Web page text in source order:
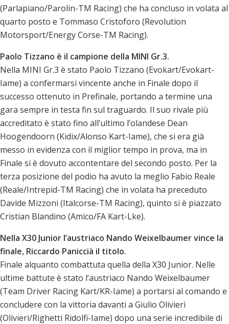
(Parlapiano/Parolin-TM Racing) che ha concluso in volata al
quarto posto e Tommaso Cristoforo (Revolution
Motorsport/Energy Corse-TM Racing).
Paolo Tizzano è il campione della MINI Gr.3.
Nella MINI Gr.3 è stato Paolo Tizzano (Evokart/Evokart-
Iame) a confermarsi vincente anche in Finale dopo il
successo ottenuto in Prefinale, portando a termine una
gara sempre in testa fin sul traguardo. Il suo rivale più
accreditato è stato fino all’ultimo l’olandese Dean
Hoogendoorn (Kidix/Alonso Kart-Iame), che si era già
messo in evidenza con il miglior tempo in prova, ma in
Finale si è dovuto accontentare del secondo posto. Per la
terza posizione del podio ha avuto la meglio Fabio Reale
(Reale/Intrepid-TM Racing) che in volata ha preceduto
Davide Mizzoni (Italcorse-TM Racing), quinto si è piazzato
Cristian Blandino (Amico/FA Kart-Lke).
Nella X30 Junior l’austriaco Nando Weixelbaumer vince la
finale, Riccardo Paniccià il titolo.
Finale alquanto combattuta quella della X30 Junior. Nelle
ultime battute è stato l’austriaco Nando Weixelbaumer
(Team Driver Racing Kart/KR-Iame) a portarsi al comando e
concludere con la vittoria davanti a Giulio Olivieri
(Olivieri/Righetti Ridolfi-Iame) dopo una serie incredibile di